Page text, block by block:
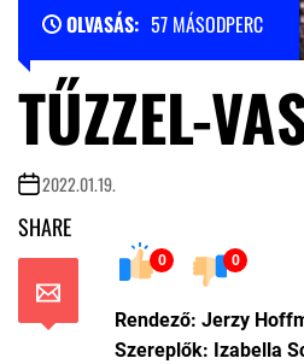
OLVASÁS: 57 MÁSODPERC
TŰZZEL-
2022.01.19.
SHARE
0 0
Rendező: Jerzy
Szereplők: Izabella